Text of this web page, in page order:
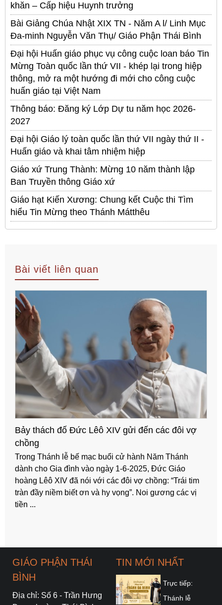
khăn – Cấp hiệu Huynh trưởng
Bài Giảng Chúa Nhật XIX TN - Năm A l/ Linh Mục
Đa-minh Nguyễn Văn Thụ/ Giáo Phận Thái Bình
Đại hội Huấn giáo phục vụ công cuộc loan báo Tin
Mừng Toàn quốc lần thứ VII - khép lại trong hiệp
thông, mở ra một hướng đi mới cho công cuộc
huấn giáo tại Việt Nam
Thông báo: Đăng ký Lớp Dự tu năm học 2026-
2027
Đại hội Giáo lý toàn quốc lần thứ VII ngày thứ II -
Huấn giáo và khai tâm nhiệm hiệp
Giáo xứ Trung Thành: Mừng 10 năm thành lập
Ban Truyền thông Giáo xứ
Giáo hạt Kiến Xương: Chung kết Cuộc thi Tìm
hiểu Tin Mừng theo Thánh Mátthêu
Bài viết liên quan
Bí quyết tránh những mâu thuẫn, khủng hoảng
Tình chỉ đẹp khi còn dang dở, tình hết vui khi đã vẹn
câu thề.
GIÁO PHẬN THÁI
BÌNH
Địa chỉ: Số 6 - Trần Hưng
TIN MỚI NHẤT
Trực tiếp:
Thánh lễ